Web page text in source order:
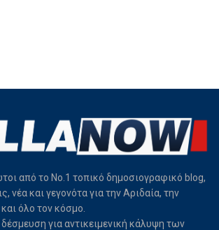
από το Νο.1 τοπικό δημοσιογραφικό blog,
νέα και γεγονότα για την Αριδαία, την
όλο τον κόσμο.
για αντικειμενική κάλυψη των